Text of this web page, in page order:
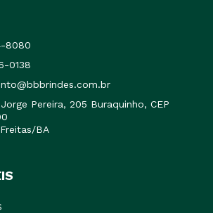
8080
0138
Pereira, 205 Buraquinho, CEP
BA